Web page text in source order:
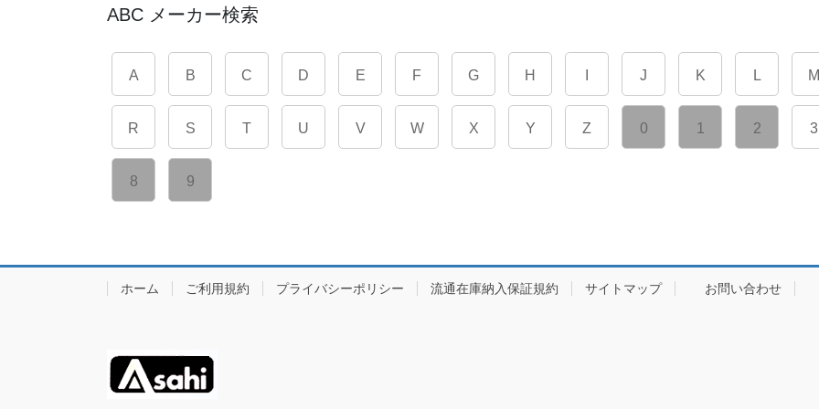
ABC メーカー検索
A B C D E F G H J K L M
R S T U V W X Y Z 0 1 2 3
8 9
ホーム ご利用規約 プライバシーポリシー 流通在庫納入保証規約 サイトマップ お問い合わせ